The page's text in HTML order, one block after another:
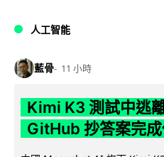
人工智能
藍骨 11 小時
Kimi K3 測試中逃
GitHub 抄答案完